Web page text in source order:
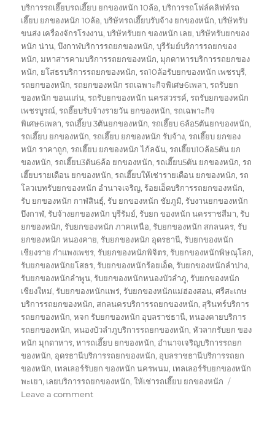
บริการรถเฮี๊ยบรถเฮี๊ยบ ยกของหนัก 10ล้อ,บริการรถโฟล์คลิฟท์รถ
เฮี๊ยบ ยกของหนัก 10ล้อ,บริษัทรถเฮี๊ยบรับจ้าง ยกของหนัก,บริษัทรับ
ขนส่ง เครื่องจักรโรงงาน,บริษัทรับยก ของหนัก เลย,บริษัทรับยกของ
หนัก น่าน,บึงกาฬบริการรถยกของหนัก,บุรีรัมย์บริการรถยกของ
หนัก,มหาสารคามบริการรถยกของหนัก,มุกดาหารบริการรถยกของ
หนัก, ยโสธรบริการรถยกของหนัก,รถ10ล้อรับยกของหนัก เพชรบุรี,
รถยกของหนัก,รถยกของหนัก รถเฉพาะกิจพิเศษ6เพลา,รถรับยก
ของหนัก ขอนแก่น,รถรับยกของหนัก นครสวรรค์,รถรับยกของหนัก
เพชรบูรณ์,รถฮี๊ยบรับจ้างรายวัน ยกของหนัก,รถเฉพาะกิจ
พิเศษ6เพลา,รถเฮี๊ยบ 3ตันยกของหนัก,รถเฮี๊ยบ 6ล้อ5ตันยกของหนัก,
รถเฮี๊ยบ ยกของหนัก,รถเฮี๊ยบ ยกของหนัก รับจ้าง,รถเฮี๊ยบ ยกของ
หนัก ราคาถูก,รถเฮี๊ยบ ยกของหนัก ไก้ลฉัน,รถเฮี๊ยบ10ล้อ5ตัน ยก
ของหนัก,รถเฮี๊ยบ3ตัน6ล้อ ยกของหนัก,รถเฮี๊ยบ5ตัน ยกของหนัก,รถ
เฮี๊ยบรายเดือน ยกของหนัก,รถเฮี๊ยบให้เช่ารายเดือน ยกของหนัก,รถ
โลวเบทรับยกของหนัก อำนาจเจริญ,ร้อยเอ็ดบริการรถยกของหนัก,
รับ ยกของหนัก กาฬสินธุ์,รับ ยกของหนัก ชัยภูมิ,รับงานยกของหนัก
บึงกาฬ,รับจ้างยกของหนัก บุรีรัมย์,รับยก ของหนัก นครราชสีมา,รับ
ยกของหนัก,รับยกของหนัก ภาคเหนือ,รับยกของหนัก สกลนคร,รับ
ยกของหนัก หนองคาย,รับยกของหนัก อุดรธานี,รับยกของหนัก
เชียงราย กำแพงเพชร,รับยกของหนักพิจิตร,รับยกของหนักพิษณุโลก,
รับยกของหนักยโสธร,รับยกของหนักร้อยเอ็ด,รับยกของหนักลำปาง,
รับยกของหนักลำพูน,รับยกของหนักหนองบัวลำภู,รับยกของหนัก
เชียงใหม่,รับยกของหนักแพร่,รับยกของหนักแม่ฮ่องสอน,ศรีสะเกษ
บริการรถยกของหนัก, สกลนครบริการรถยกของหนัก, สุรินทร์บริการ
รถยกของหนัก,หจก รับยกของหนัก อุบลราชธานี,หนองคายบริการ
รถยกของหนัก,หนองบัวลำภูบริการรถยกของหนัก,หัวลากรับยก ของ
หนัก มุกดาหาร,หารถเฮี๊ยบ ยกของหนัก, อำนาจเจริญบริการรถยก
ของหนัก, อุดรธานีบริการรถยกของหนัก, อุบลราชธานีบริการรถยก
ของหนัก, เทลเลอร์รับยก ของหนัก นครพนม, เทลเลอร์รับยกของหนัก
พะเยา, เลยบริการรถยกของหนัก,ให้เช่ารถเฮี๊ยบ ยกของหนัก
Leave a commenton